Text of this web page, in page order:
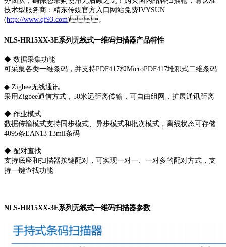
技术型服务商：精东传媒官方入口网站免费IVYSUN
(http://www.qf93.com)。
NLS-HR15XX-3E系列无线式一维码扫描器产品特性
◆ 数据采集功能
可采集各类一维条码，并支持PDF417和MicroPDF417堆积式二维条码
◆ Zigbee无线通讯
采用Zigbee通信方式，50米远距离传输，可自由组网，扩展通讯距离
◆ 作业模式
数据传输模式支持同步模式、异步模式和批次模式，离线状态可存储
4095条EAN13 13mil条码
◆ 配对查找
支持底座和扫描器按键配对，可实现一对一、一对多的配对方式，支
持一键查找功能
NLS-HR15XX-3E系列无线式一维码扫描器参数